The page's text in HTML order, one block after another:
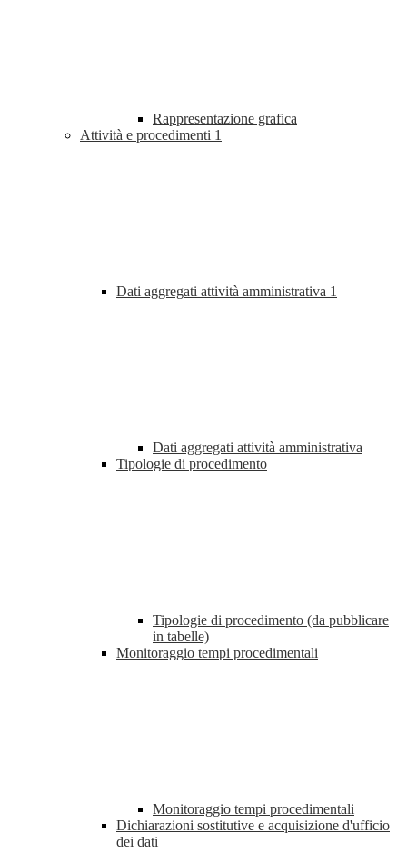
Rappresentazione grafica
Attività e procedimenti 1
Dati aggregati attività amministrativa 1
Dati aggregati attività amministrativa
Tipologie di procedimento
Tipologie di procedimento (da pubblicare
in tabelle)
Monitoraggio tempi procedimentali
Monitoraggio tempi procedimentali
Dichiarazioni sostitutive e acquisizione d'ufficio
dei dati